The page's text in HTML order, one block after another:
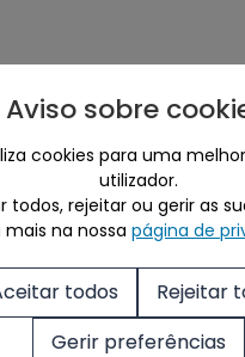
Ver Tudo
Relacionados
Aviso sobre
cookies para uma
utilizador.
todos, rejeitar ou gerir as
mais na nossa página de
todos
Rejeitar
Gerir preferências